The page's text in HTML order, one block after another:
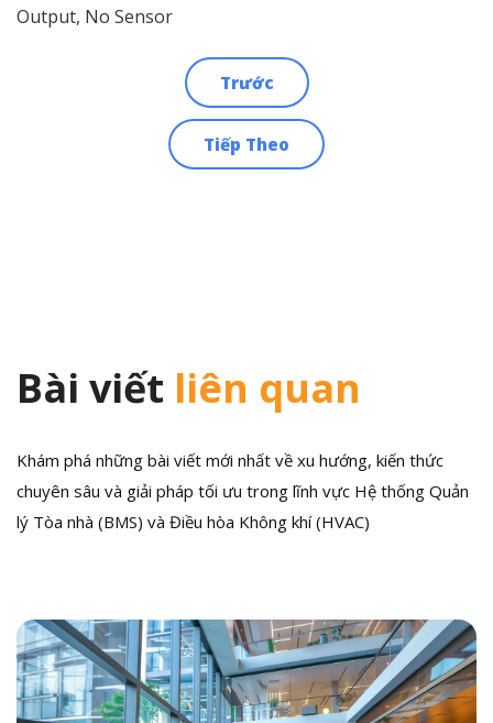
Output, No Sensor
Trước
Tiếp Theo
Bài viết liên quan
Khám phá những bài viết mới nhất về xu hướng, kiến thức
chuyên sâu và giải pháp tối ưu trong lĩnh vực Hệ thống Quản
lý Tòa nhà (BMS) và Điều hòa Không khí (HVAC)